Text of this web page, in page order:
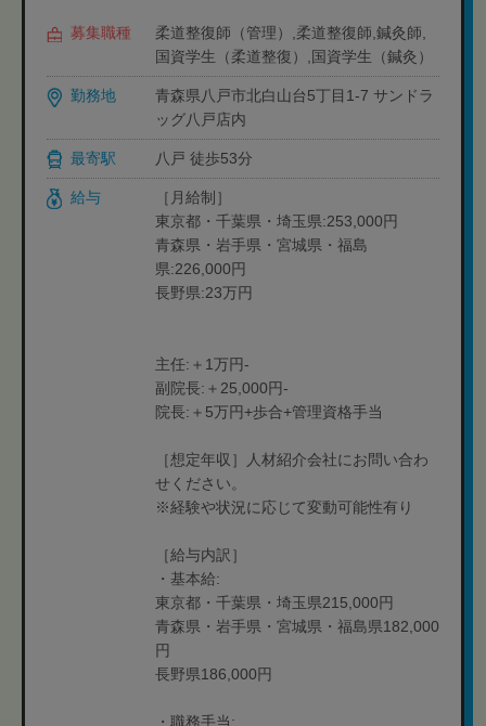
募集職種
柔道整復師（管理）,柔道整復師,鍼灸師,
国資学生（柔道整復）,国資学生（鍼灸）
勤務地
青森県八戸市北白山台5丁目1-7 サンドラ
ッグ八戸店内
最寄駅 八戸 徒歩53分
給与
［月給制］
東京都・千葉県・埼玉県:253,000円
青森県・岩手県・宮城県・福島
県:226,000円
長野県:23万円
主任:＋1万円-
副院長:＋25,000円-
院長:＋5万円+歩合+管理資格手当
［想定年収］人材紹介会社にお問い合わ
せください。
※経験や状況に応じて変動可能性有り
［給与内訳］
・基本給:
東京都・千葉県・埼玉県215,000円
青森県・岩手県・宮城県・福島県182,000
円
長野県186,000円
・職務手当: